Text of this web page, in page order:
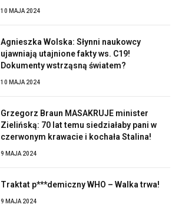
10 MAJA 2024
Agnieszka Wolska: Słynni naukowcy
ujawniają utajnione fakty ws. C19!
Dokumenty wstrząsną światem?
10 MAJA 2024
Grzegorz Braun MASAKRUJE minister
Zielińską: 70 lat temu siedziałaby pani w
czerwonym krawacie i kochała Stalina!
9 MAJA 2024
Traktat p***demiczny WHO – Walka trwa!
9 MAJA 2024